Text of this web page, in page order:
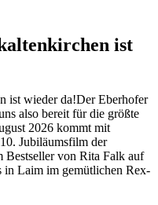
ist
Der Eberhofer
also bereit für die größte
2026 kommt mit
Jubiläumsfilm der
Bestseller von Rita Falk auf
in Laim im gemütlichen Rex-